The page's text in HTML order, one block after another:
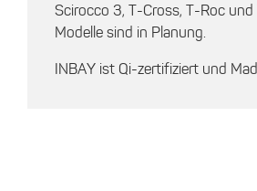
Scirocco 3, T-Cross, T-Roc und
Modelle sind in Planung.
INBAY ist Qi-zertifiziert und